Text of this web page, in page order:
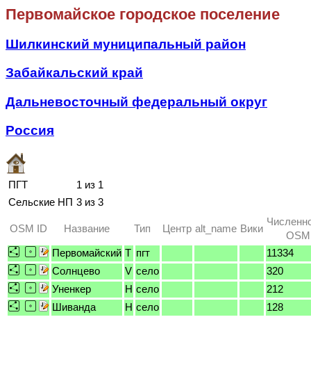
Первомайское городское поселение
Шилкинский муниципальный район
Забайкальский край
Дальневосточный федеральный округ
Россия
ПГТ
1 из 1
Сельские НП 3 из 3
OSM ID Название Тип Центр alt_name Вики
Первомайский T пгт
11334
Солнцево
V село
320
Уненкер
H село
212
Шиванда
H село 128